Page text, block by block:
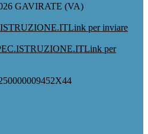
GAVIRATE (VA)
Link per inviare
Link per